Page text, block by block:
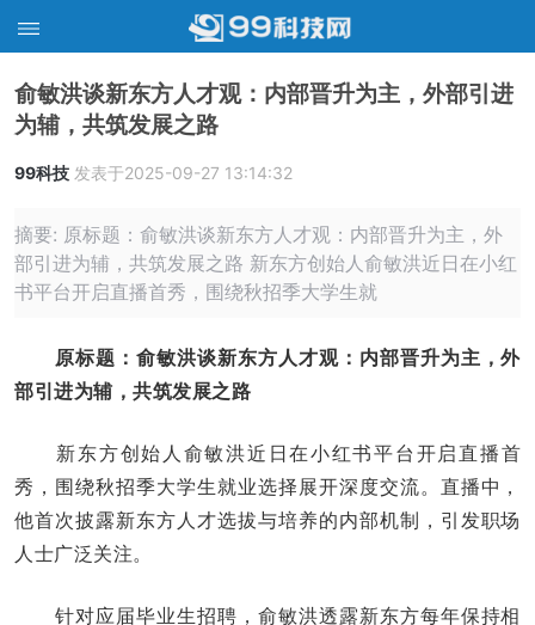
俞敏洪谈新东方人才观：内部晋升为主，外部引进
为辅，共筑发展之路
99科技 发表于2025-09-27 13:14:32
摘要: 原标题：俞敏洪谈新东方人才观：内部晋升为主，外
部引进为辅，共筑发展之路 新东方创始人俞敏洪近日在小红
书平台开启直播首秀，围绕秋招季大学生就
原标题：俞敏洪谈新东方人才观：内部晋升为主，外
部引进为辅，共筑发展之路
新东方创始人俞敏洪近日在小红书平台开启直播首
秀，围绕秋招季大学生就业选择展开深度交流。直播中，
他首次披露新东方人才选拔与培养的内部机制，引发职场
人士广泛关注。
针对应届毕业生招聘，俞敏洪透露新东方每年保持相